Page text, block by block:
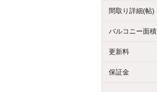
間取り詳細(帖)
バルコニー面積
更新料
保証金